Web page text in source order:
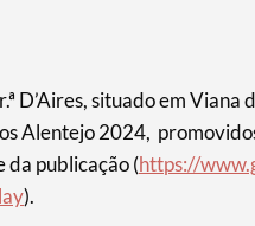
gerais
D’Aires, situado em
Alentejo 2024,
da publicação (https://
).